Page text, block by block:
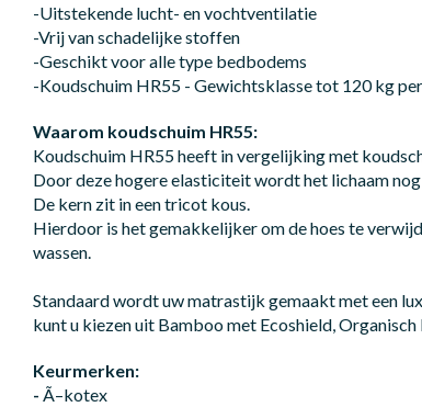
-Uitstekende lucht- en vochtventilatie
-Vrij van schadelijke stoffen
-Geschikt voor alle type bedbodems
-Koudschuim HR55 - Gewichtsklasse tot 120 kg
Waarom koudschuim HR55:
Koudschuim HR55 heeft in vergelijking met
Door deze hogere elasticiteit wordt het lichaam
De kern zit in een tricot kous.
Hierdoor is het gemakkelijker om de hoes te
wassen.
Standaard wordt uw matrastijk gemaakt met een
kunt u kiezen uit Bamboo met Ecoshield, Organisch
Keurmerken:
- Ã–kotex